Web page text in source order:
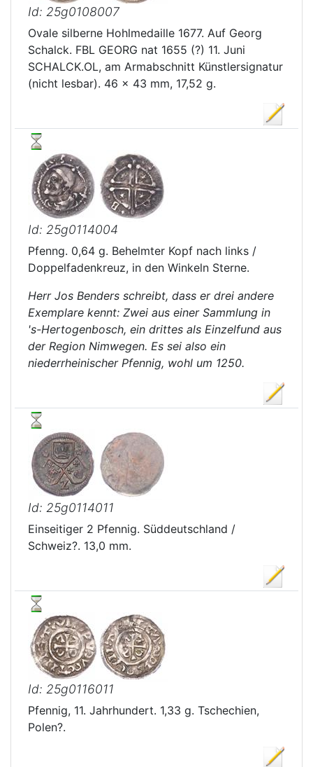
Id: 25g0108007
Ovale silberne Hohlmedaille 1677. Auf Georg
Schalck. FBL GEORG nat 1655 (?) 11. Juni
SCHALCK.OL, am Armabschnitt Künstlersignatur
(nicht lesbar). 46 x 43 mm, 17,52 g.
Id: 25g0114004
Pfenng. 0,64 g. Behelmter Kopf nach links /
Doppelfadenkreuz, in den Winkeln Sterne.
Herr Jos Benders schreibt, dass er drei andere
Exemplare kennt: Zwei aus einer Sammlung in
's-Hertogenbosch, ein drittes als Einzelfund aus
der Region Nimwegen. Es sei also ein
niederrheinischer Pfennig, wohl um 1250.
Id: 25g0114011
Einseitiger 2 Pfennig. Süddeutschland /
Schweiz?. 13,0 mm.
Id: 25g0116011
Pfennig, 11. Jahrhundert. 1,33 g. Tschechien,
Polen?.